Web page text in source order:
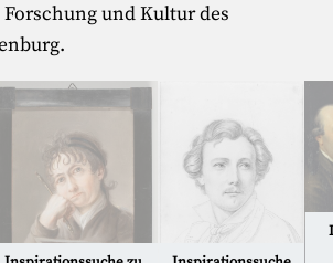
und Kultur des